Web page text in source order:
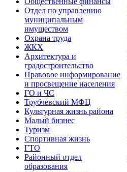
Отдел по управлению
муниципальным
имуществом
Охрана труда
ЖКХ
Архитектура и
градостроительство
Правовое информирование
и просвещение населения
ГО и ЧС
Трубчевский МФЦ
Культурная жизнь района
Малый бизнес
Туризм
Спортивная жизнь
ГТО
Районный отдел
образования